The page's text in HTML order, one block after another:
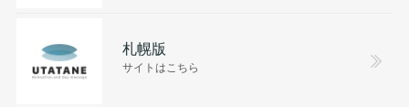
札幌版
サイトはこちら